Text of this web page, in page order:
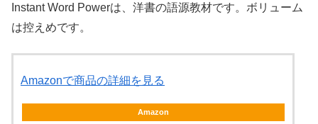
Instant Word Powerは、洋書の語源教材です。ボリューム
は控えめです。
Amazonで商品の詳細を見る
Amazon